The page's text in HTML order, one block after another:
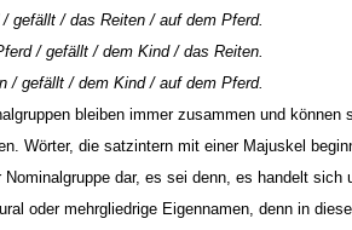
/ gefällt / das Reiten / auf dem Pferd.
/ gefällt / dem Kind / das Reiten.
/ gefällt / dem Kind / auf dem Pferd.
bleiben immer zusammen und können
Wörter, die satzintern mit einer Majuskel
Nominalgruppe dar, es sei denn, es handelt sich
oder mehrgliedrige Eigennamen, denn in